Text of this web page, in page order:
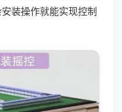
装操作就能实现控制